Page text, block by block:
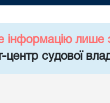
інформацію лише
центр судової